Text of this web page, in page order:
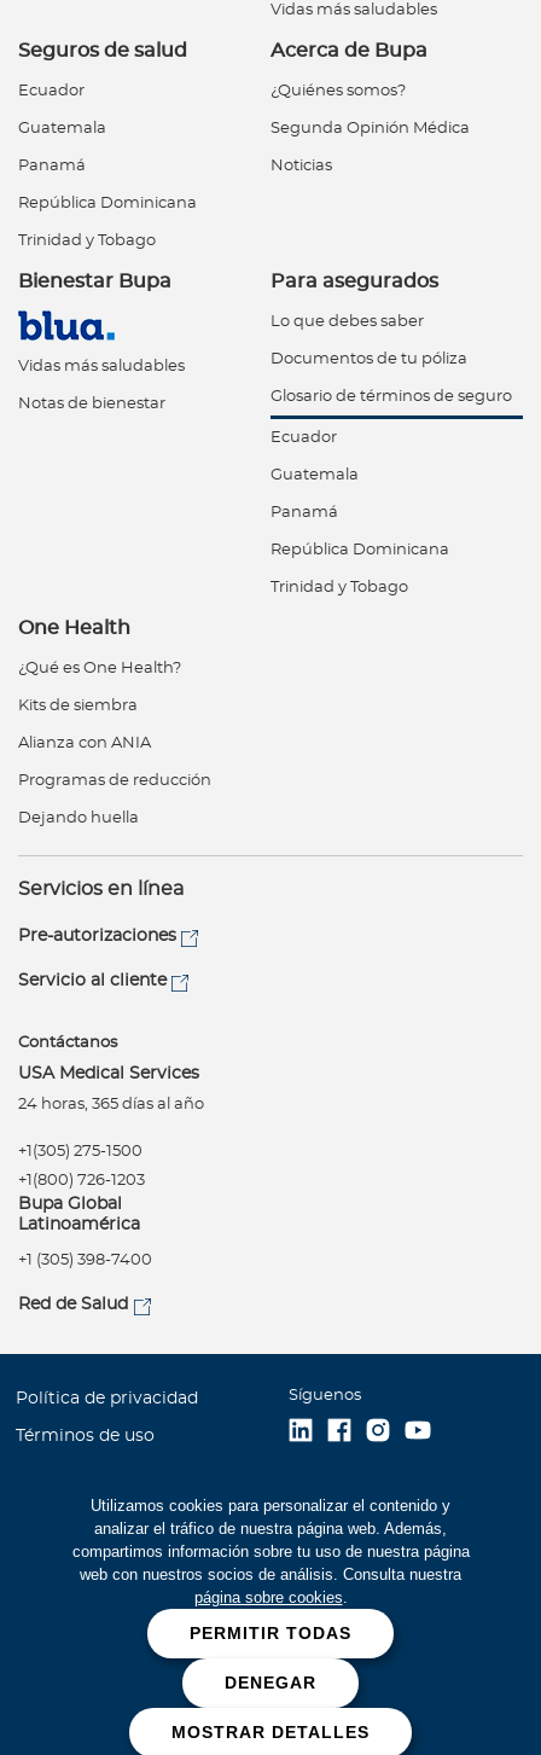
Utilizamos cookies para personalizar el contenido y
analizar el tráfico de nuestra página web. Además,
compartimos información sobre tu uso de nuestra página
web con nuestros socios de análisis. Consulta nuestra
página sobre cookies.
PERMITIR TODAS
DENEGAR
MOSTRAR DETALLES
Vidas más saludables
Seguros de salud
Ecuador
Guatemala
Panamá
República Dominicana
Trinidad y Tobago
Acerca de Bupa
¿Quiénes somos?
Segunda Opinión Médica
Noticias
Bienestar Bupa
Vidas más saludables
Notas de bienestar
Para asegurados
Lo que debes saber
Documentos de tu póliza
Glosario de términos de seguro
Ecuador
Guatemala
Panamá
República Dominicana
Trinidad y Tobago
One Health
¿Qué es One Health?
Kits de siembra
Alianza con ANIA
Programas de reducción
Dejando huella
Servicios en línea
Pre-autorizaciones
Servicio al cliente
Contáctanos
USA Medical Services
24 horas, 365 días al año
+1(305) 275-1500
+1(800) 726-1203
Bupa Global
Latinoamérica
+1 (305) 398-7400
Red de Salud
Política de privacidad
Términos de uso
Mapa del Sitio
Trabaje con Bupa
Estados Financieros (516
Prevención de fraudes
Síguenos